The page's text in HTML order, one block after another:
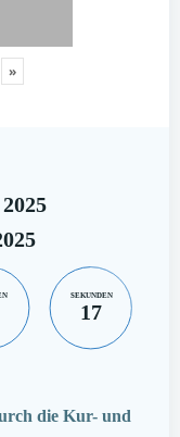
»
SEKUNDEN
16
die Kur- und